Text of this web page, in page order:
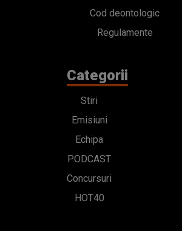
Cod deontologic
Regulamente
Categorii
Stiri
Emisiuni
Echipa
PODCAST
Concursuri
HOT40